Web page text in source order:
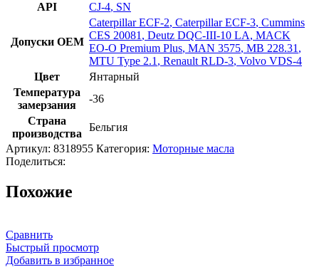
API
CJ-4, SN
Допуски OEM
Caterpillar ECF-2, Caterpillar ECF-3, Cummins
CES 20081 , Deutz DQC-III-10 LA, MACK
EO-O Premium Plus, MAN 3575, MB 228.31 ,
MTU Type 2.1 , Renault RLD-3, Volvo VDS-4
Цвет
Янтарный
Температура
замерзания
-36
Страна
производства
Бельгия
Артикул: 8318955 Категория: Моторные масла
Поделиться:
Похожие
Сравнить
Быстрый просмотр
Добавить в избранное